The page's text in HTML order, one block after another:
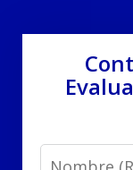
Name